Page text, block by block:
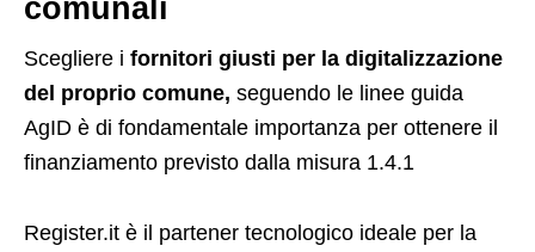
comunali
Scegliere i fornitori giusti per la digitalizzazione
del proprio comune, seguendo le linee guida
AgID è di fondamentale importanza per ottenere il
finanziamento previsto dalla misura 1.4.1
Register.it è il partener tecnologico ideale per la